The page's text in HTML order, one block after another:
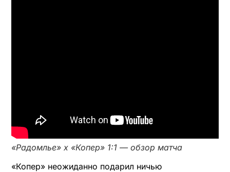
«Радомлье» х «Копер» 1:1 — обзор матча
«Копер» неожиданно подарил ничью